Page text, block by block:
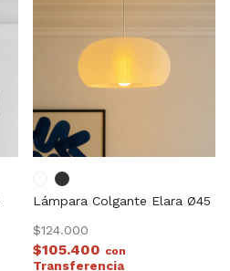
Lámpara Colgante Elara Ø45
$124.000
$105.400 con